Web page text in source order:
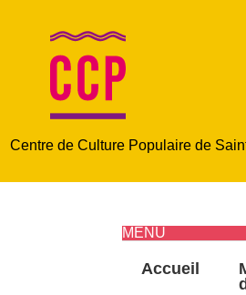
Centre de Culture Populaire de
MENU
Accueil